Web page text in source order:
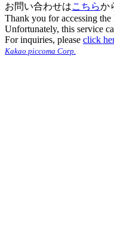
お問い合わせはこちらか
Thank you for accessing the
Unfortunately, this service
For inquiries, please click
Kakao piccoma Corp.